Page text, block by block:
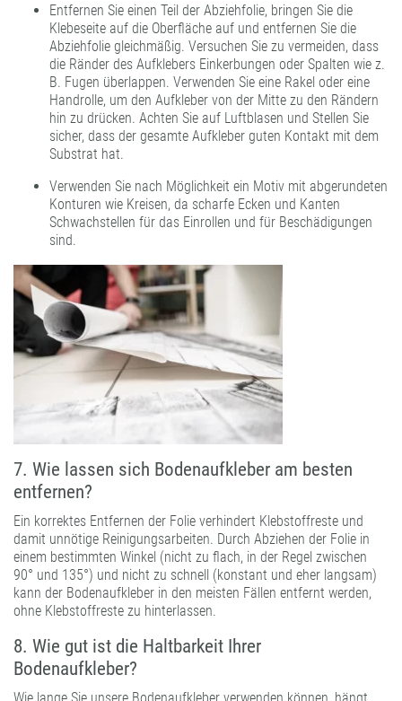
Entfernen Sie einen Teil der Abziehfolie, bringen Sie die
Klebeseite auf die Oberfläche auf und entfernen Sie die
Abziehfolie gleichmäßig. Versuchen Sie zu vermeiden, dass
die Ränder des Aufklebers Einkerbungen oder Spalten wie z.
B. Fugen überlappen. Verwenden Sie eine Rakel oder eine
Handrolle, um den Aufkleber von der Mitte zu den Rändern
hin zu drücken. Achten Sie auf Luftblasen und Stellen Sie
sicher, dass der gesamte Aufkleber guten Kontakt mit dem
Substrat hat.
Verwenden Sie nach Möglichkeit ein Motiv mit abgerundeten
Konturen wie Kreisen, da scharfe Ecken und Kanten
Schwachstellen für das Einrollen und für Beschädigungen
sind.
7. Wie lassen sich Bodenaufkleber am besten
entfernen?
Ein korrektes Entfernen der Folie verhindert Klebstoffreste und
damit unnötige Reinigungsarbeiten. Durch Abziehen der Folie in
einem bestimmten Winkel (nicht zu flach, in der Regel zwischen
90° und 135°) und nicht zu schnell (konstant und eher langsam)
kann der Bodenaufkleber in den meisten Fällen entfernt werden,
ohne Klebstoffreste zu hinterlassen.
8. Wie gut ist die Haltbarkeit Ihrer
Bodenaufkleber?